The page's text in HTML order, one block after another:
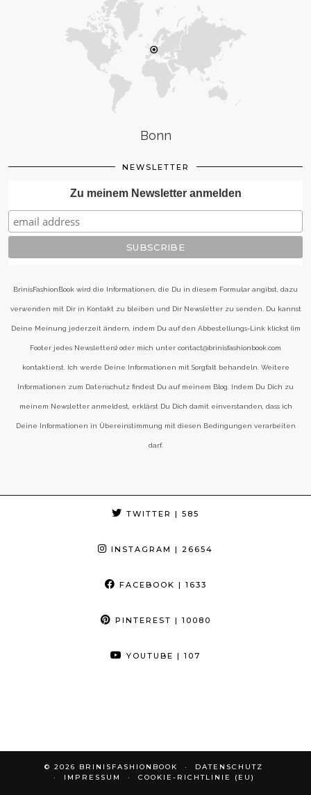
Bonn
NEWSLETTER
Zu meinem Newsletter anmelden
BrinisFashionBook wird die Informationen, die Du in diesem Formular angibst, dazu
verwenden mit Dir in Kontakt zu bleiben und Dir Newsletter zu senden. Du kannst
Deine Meinung jederzeit ändern, indem Du auf den Abbestellungs-Link klickst (im
Footer jedes Newsletters) oder mich unter contact@brinisfashionbook.com
kontaktierst. Ich werde Deine Informationen mit Sorgfalt behandeln. Weitere
Informationen zum Datenschutz findest Du auf meinem Blog. Indem Du Dich zu
meinem Newsletter anmeldest, erklärst Du Dich damit einverstanden, dass ich
Deine Informationen in Übereinstimmung mit diesen Bedingungen verarbeiten
darf.
TWITTER | 585
INSTAGRAM | 26654
FACEBOOK | 1633
PINTEREST | 10080
YOUTUBE | 107
© 2026 BRINISFASHIONBOOK
DATENSCHUTZ
IMPRESSUM
COOKIE-RICHTLINIE (EU)